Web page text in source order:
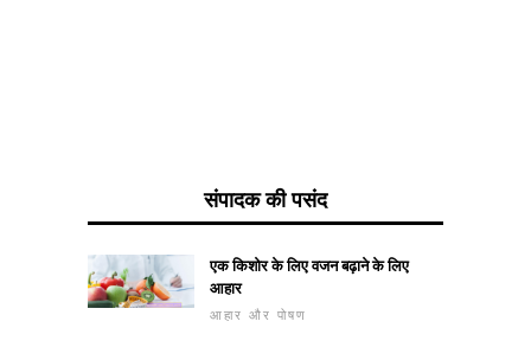
संपादक की पसंद
एक किशोर के लिए वजन बढ़ाने के लिए
आहार
आहार और पोषण